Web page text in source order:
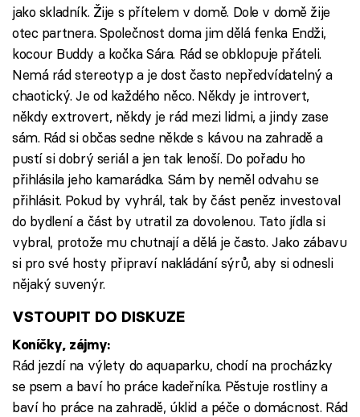
Přihlášení
Sledujte nás
jako skladník. Žije s přítelem v domě. Dole v domě žije
otec partnera. Společnost doma jim dělá fenka Endži,
kocour Buddy a kočka Sára. Rád se obklopuje přáteli.
Nemá rád stereotyp a je dost často nepředvídatelný a
chaotický. Je od každého něco. Někdy je introvert,
někdy extrovert, někdy je rád mezi lidmi, a jindy zase
sám. Rád si občas sedne někde s kávou na zahradě a
pustí si dobrý seriál a jen tak lenoší. Do pořadu ho
přihlásila jeho kamarádka. Sám by neměl odvahu se
přihlásit. Pokud by vyhrál, tak by část peněz investoval
do bydlení a část by utratil za dovolenou. Tato jídla si
vybral, protože mu chutnají a dělá je často. Jako zábavu
si pro své hosty připraví nakládání sýrů, aby si odnesli
nějaký suvenýr.
VSTOUPIT DO DISKUZE
Koníčky, zájmy:
Rád jezdí na výlety do aquaparku, chodí na procházky
se psem a baví ho práce kadeřníka. Pěstuje rostliny a
baví ho práce na zahradě, úklid a péče o domácnost. Rád